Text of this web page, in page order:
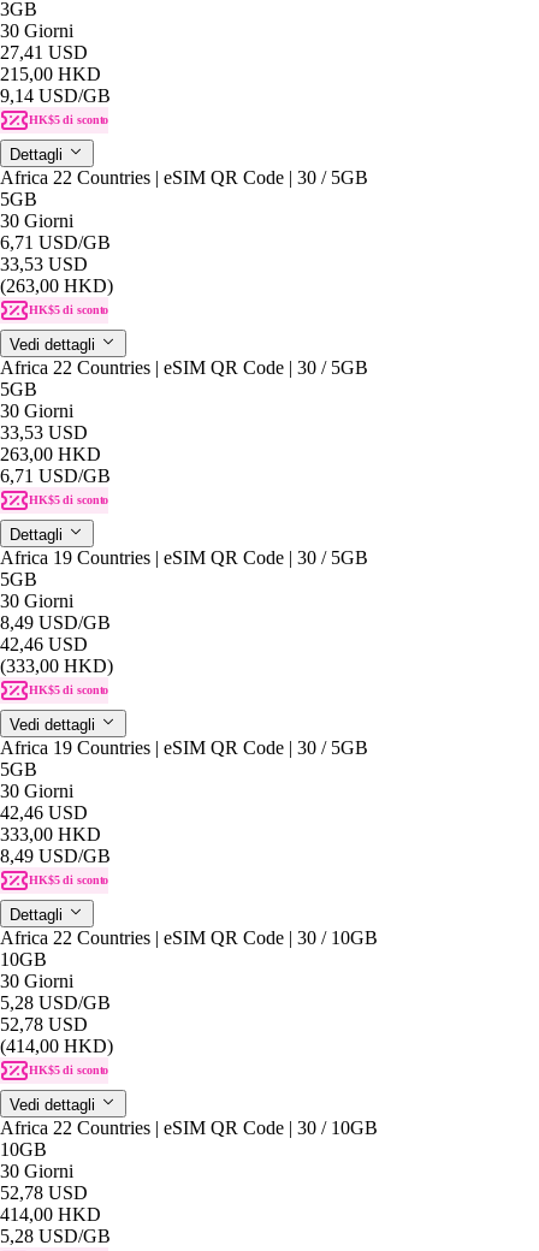
3GB
30 Giorni
27,41 USD
215,00 HKD
9,14 USD/GB
HK$5 di sconto
Dettagli
Africa 22 Countries | eSIM QR Code | 30 / 5GB
5GB
30 Giorni
6,71 USD/GB
33,53 USD
(263,00 HKD)
HK$5 di sconto
Vedi dettagli
Africa 22 Countries | eSIM QR Code | 30 / 5GB
5GB
30 Giorni
33,53 USD
263,00 HKD
6,71 USD/GB
HK$5 di sconto
Dettagli
Africa 19 Countries | eSIM QR Code | 30 / 5GB
5GB
30 Giorni
8,49 USD/GB
42,46 USD
(333,00 HKD)
HK$5 di sconto
Vedi dettagli
Africa 19 Countries | eSIM QR Code | 30 / 5GB
5GB
30 Giorni
42,46 USD
333,00 HKD
8,49 USD/GB
HK$5 di sconto
Dettagli
Africa 22 Countries | eSIM QR Code | 30 / 10GB
10GB
30 Giorni
5,28 USD/GB
52,78 USD
(414,00 HKD)
HK$5 di sconto
Vedi dettagli
Africa 22 Countries | eSIM QR Code | 30 / 10GB
10GB
30 Giorni
52,78 USD
414,00 HKD
5,28 USD/GB